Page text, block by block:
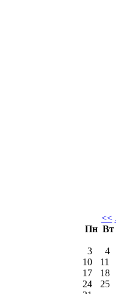
<<
Пн Вт
3
4
10
11
17
18
24
25